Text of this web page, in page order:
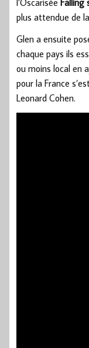
l’Oscarisée Falling
plus attendue de
Glen a ensuite
chaque pays ils
ou moins local en
pour la France
Leonard Cohen.